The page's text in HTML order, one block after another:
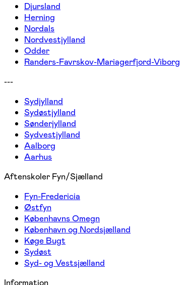
Djursland
Herning
Nordals
Nordvestjylland
Odder
Randers-Favrskov-Mariagerfjord-Viborg
---
Sydjylland
Sydøstjylland
Sønderjylland
Sydvestjylland
Aalborg
Aarhus
Aftenskoler Fyn/Sjælland
Fyn-Fredericia
Østfyn
Københavns Omegn
København og Nordsjælland
Køge Bugt
Sydøst
Syd- og Vestsjælland
Information